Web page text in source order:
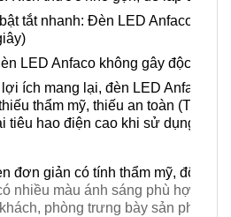
tắt nhanh: Đèn LED Anfaco có
LED Anfaco không gây độc hại,
ích mang lại, đèn LED Anfaco là
thẩm mỹ, thiếu an toàn (Thậm
tiêu hao điện cao khi sử dụng
đơn giản có tính thẩm mỹ, độ
nhiều màu ánh sáng phù hợp
phòng trưng bày sản phẩm,